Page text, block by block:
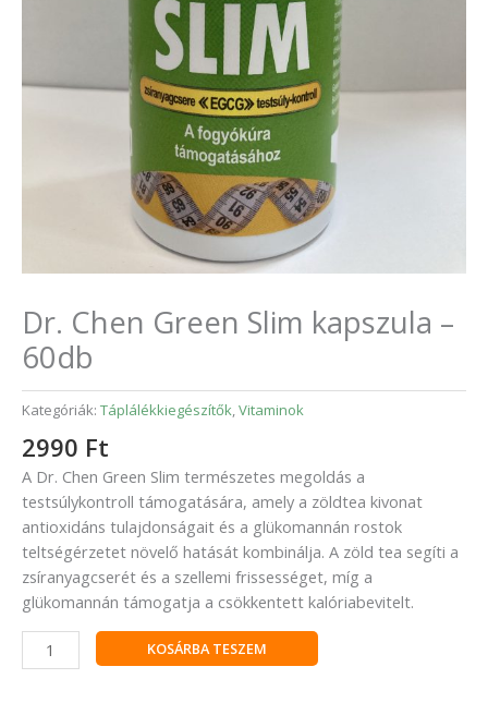
Dr. Chen Green Slim kapszula –
60db
Kategóriák: Táplálékkiegészítők,Vitaminok
2990 Ft
A Dr. Chen Green Slim természetes megoldás a
testsúlykontroll támogatására, amely a zöldtea kivonat
antioxidáns tulajdonságait és a glükomannán rostok
teltségérzetet növelő hatását kombinálja. A zöld tea segíti a
zsíranyagcserét és a szellemi frissességet, míg a
glükomannán támogatja a csökkentett kalóriabevitelt.
KOSÁRBA TESZEM